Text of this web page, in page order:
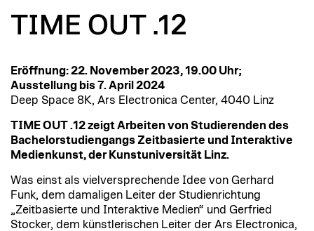
TIME OUT .12
Eröffnung: 22. November 2023, 19.00 Uhr;
Ausstellung bis 7. April 2024
Deep Space 8K, Ars Electronica Center, 4040 Linz
TIME OUT .12 zeigt Arbeiten von Studierenden des
Bachelorstudiengangs Zeitbasierte und Interaktive
Medienkunst, der Kunstuniversität Linz.
Was einst als vielversprechende Idee von Gerhard
Funk, dem damaligen Leiter der Studienrichtung
„Zeitbasierte und Interaktive Medien“ und Gerfried
Stocker, dem künstlerischen Leiter der Ars Electronica,